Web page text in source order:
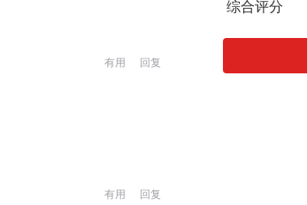
有用 回复
有用 回复
综合评分